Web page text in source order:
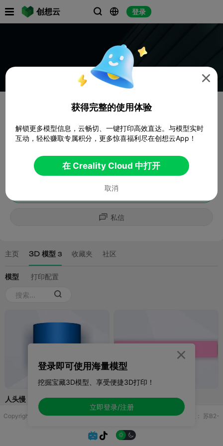
创想云   登录
Copyright © 2025 无锡控博科技有限公司 版权所有增值电信业务许可证： 苏B2-
 
登录即可使用海量模型
挖掘宝藏3D模型、享受便捷3D打印！
立即登录/注册


获得完整的使用体验
解锁更多模型信息，云畅切、一键打印高效直达。与模型实时
互动，轻松赚取专属积分，更多惊喜福利尽在创想云App！
在 Creality Cloud 中打开
取消